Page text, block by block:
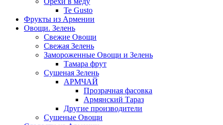
Te Gusto
Фрукты из Армении
Овощи. Зелень
Свежие Овощи
Свежая Зелень
Замороженные Овощи и Зелень
Тамара фрут
Сушеная Зелень
АРМЧАЙ
Прозрачная фасовка
Армянский Тараз
Другие производители
Сушеные Овощи